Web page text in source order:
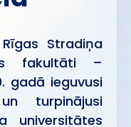
Stradiņa
fakultāti –
gadā ieguvusi
turpinājusi
universitātes